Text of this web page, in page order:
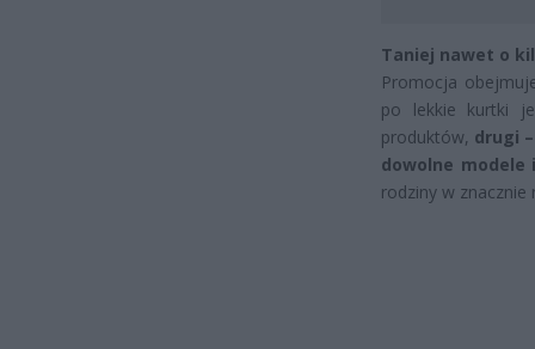
Taniej nawet o
Promocja
po lekkie kurtki
produktów, drugi
dowolne modele
rodziny w znacznie